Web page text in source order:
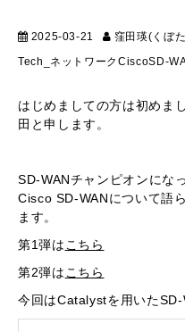
2025-03-21 窪田瑛(くぼ
Tech_ネットワークCiscoSD-
はじめましての方は初めま
田と申します。
SD-WANチャンピオンにな
Cisco SD-WANについて語
ます。
第1弾は こちら
第2弾は こちら
今回はCatalystを用いたSD-